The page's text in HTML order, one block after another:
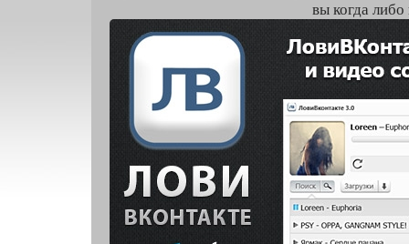
вы когда либо